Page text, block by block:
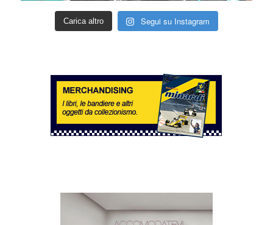
Carica altro Segui su Instagram